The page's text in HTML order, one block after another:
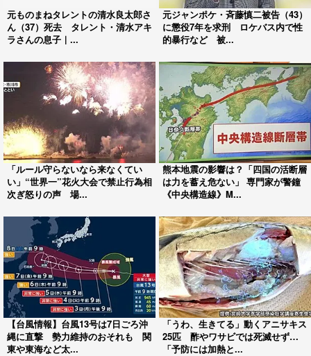
元ものまねタレントの清水良太郎さ
ん（37）死去 タレント・清水アキ
ラさんの息子｜...
元ジャンポケ・斉藤慎二被告（43）
に懲役7年を求刑 ロケバス内で性
的暴行など 被...
「ルール守らないなら来なくてい
い」“世界一”花火大会で禁止行為相
次ぎ怒りの声 場...
熊本地震の影響は？「四国の活断層
は力を蓄え危ない」 専門家が警鐘
《中央構造線》M...
【台風情報】台風13号は7日ごろ沖
縄に直撃 勢力維持のおそれも 関
東や東海など太...
「うわ、生きてる」動くアニサキス
25匹 酢やワサビでは死滅せず…
「予防には加熱と...